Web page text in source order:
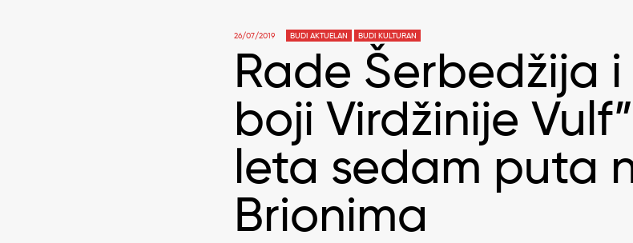
26/07/2019 BUDI AKTUELAN BUDI KULTURAN
Rade Šerbedžija i
boji Virdžinije
leta sedam puta
Brionima